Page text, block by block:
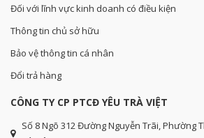
Đối với lĩnh vực kinh doanh có điều kiện
Thông tin chủ sở hữu
Bảo vệ thông tin cá nhân
Đổi trả hàng
CÔNG TY CP PTCĐ YÊU TRÀ VIỆT
Số 8 Ngõ 312 Đường Nguyễn Trãi, Phường